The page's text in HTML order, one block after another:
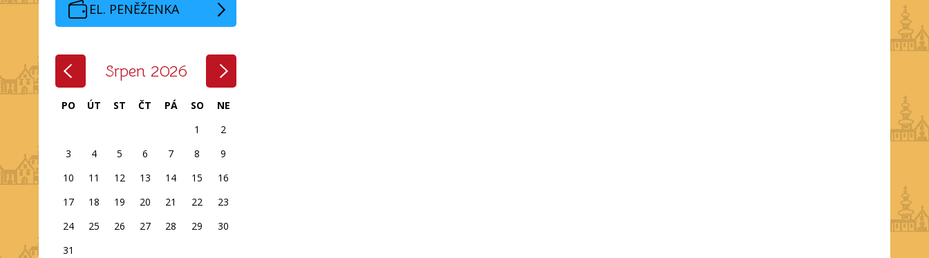
EL. PENĚŽENKA
Srpen 2026
PO ÚT ST ČT PÁ SO
NE
1
2
3
4 5 6 7 8
9
10
11 12 13 14 15
16
17
18 19 20 21 22
23
24
25 26 27 28 29
30
31